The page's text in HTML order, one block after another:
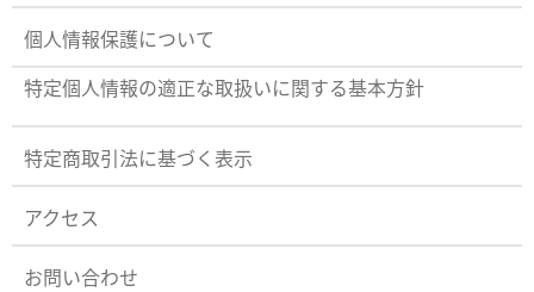
個人情報保護について
特定個人情報の適正な取扱いに関する基本方針
特定商取引法に基づく表示
アクセス
お問い合わせ